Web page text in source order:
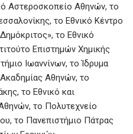
Αστεροσκοπείο Αθηνών, το
το Εθνικό Κέντρο
το Εθνικό
Επιστημών Χημικής
Ιωαννίνων, το Ίδρυμα
Αθηνών, το
το Εθνικό και
το Πολυτεχνείο
το Πανεπιστήμιο Πάτρας